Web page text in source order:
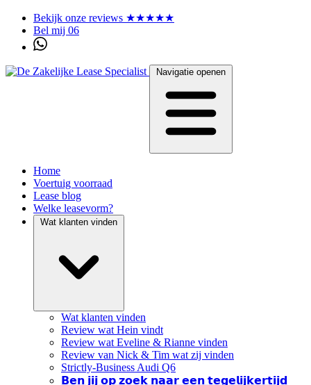
Bekijk onze reviews ★★★★★
Bel mij 06
Navigatie openen
Home
Voertuig voorraad
Lease blog
Welke leasevorm?
Wat klanten vinden
Wat klanten vinden
Review wat Hein vindt
Review wat Eveline & Rianne vinden
Review van Nick & Tim wat zij vinden
Strictly-Business Audi Q6
𝗕𝗲𝗻 𝗷𝗶𝗷 𝗼𝗽 𝘇𝗼𝗲𝗸 𝗻𝗮𝗮𝗿 𝗲𝗲𝗻 𝘁𝗲𝗴𝗲𝗹𝗶𝗷𝗸𝗲𝗿𝘁𝗶𝗷𝗱